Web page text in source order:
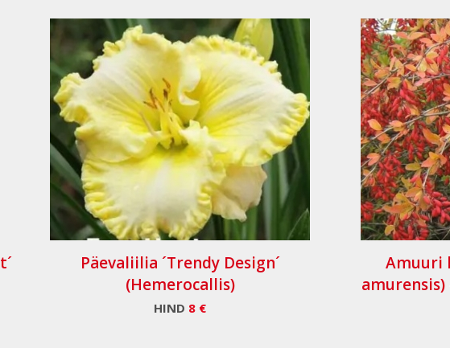
Päevaliilia ´Trendy Design´
(Hemerocallis)
HIND 8 €
Amuuri